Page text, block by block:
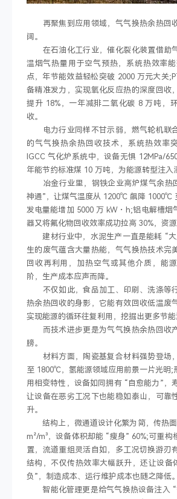
再聚焦到应用领域，气气换热余热回
阔。
在石油化工行业，催化裂化装置借助
温烟气热量用于空气预热，系统热效率
点，年节能效益轻松突破 2000 万元大关
备精准发力，实现氧化反应热的深度回收
提升 18%，一年减排二氧化碳 8 万吨，
收。
电力行业同样不甘示弱，燃气轮机联
的气气换热余热回收技术，系统热效率
IGCC 气化炉系统中，设备无惧 12MPa/
年能节约标准煤 10 万吨，为能源转型注入
冶金行业里，钢铁企业高炉煤气余热
神通”，让煤气温度从 1200℃ 飙降 1000℃
发电量能增加 5000 万 kW・h;铝电解槽烟
器又将氟化物回收效率成功拉高 30%，资源
建材行业中，水泥生产一直是能耗 “大
生的废气蕴含大量热能，气气换热技术完
回收再利用，加热空气或其他介质，能
阶，生产成本应声而降。
不仅如此，食品加工、印刷、洗涤等
热余热回收的身影，它能有效回收低温废
实现能源的循环往复利用，挖掘出更多节能
而技术进步更是为气气换热余热回收
膀。
材料方面，陶瓷基复合材料强势登场
至 1800℃，氢能源领域应用前景一片光明;
用相变特性，设备如同拥有 “自愈能力”，
让设备在恶劣工况下也能稳如泰山，可靠
升。
结构上，微通道设计化繁为简，传热面
m²/m³，设备体积却能 “瘦身” 60%;可重
置，流道重组灵活自如，多工况切换游刃
结构，不仅传热效率大幅跃升，还让设备
负”，制造成本、运行维护成本也随之降低。
智能化管理更是给气气换热设备注入 “